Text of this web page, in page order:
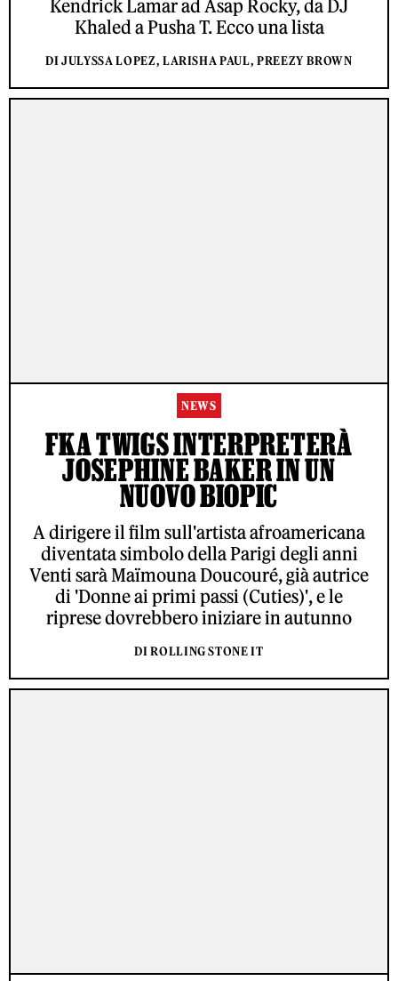
Kendrick Lamar ad Asap Rocky, da DJ
Khaled a Pusha T. Ecco una lista
DI JULYSSA LOPEZ, LARISHA PAUL, PREEZY BROWN
NEWS
FKA TWIGS INTERPRETERÀ
JOSEPHINE BAKER IN UN
NUOVO BIOPIC
A dirigere il film sull'artista afroamericana
diventata simbolo della Parigi degli anni
Venti sarà Maïmouna Doucouré, già autrice
di 'Donne ai primi passi (Cuties)', e le
riprese dovrebbero iniziare in autunno
DI ROLLING STONE IT